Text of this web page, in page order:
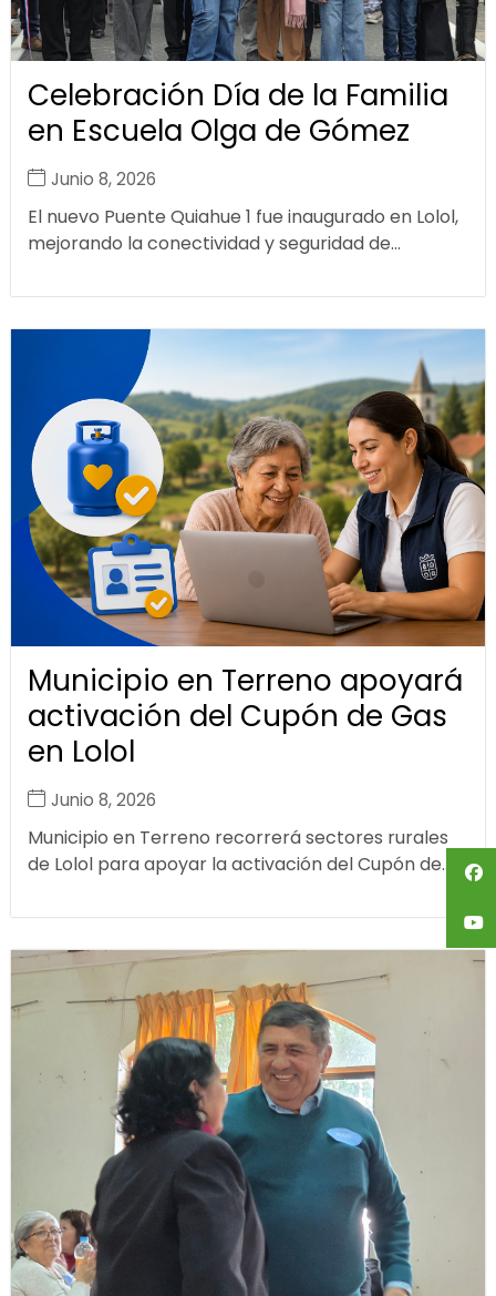
Celebración Día de la Familia
en Escuela Olga de Gómez
Junio 8, 2026
El nuevo Puente Quiahue 1 fue inaugurado en Lolol,
mejorando la conectividad y seguridad de...
Municipio en Terreno apoyará
activación del Cupón de Gas
en Lolol
Junio 8, 2026
Municipio en Terreno recorrerá sectores rurales
de Lolol para apoyar la activación del Cupón de...